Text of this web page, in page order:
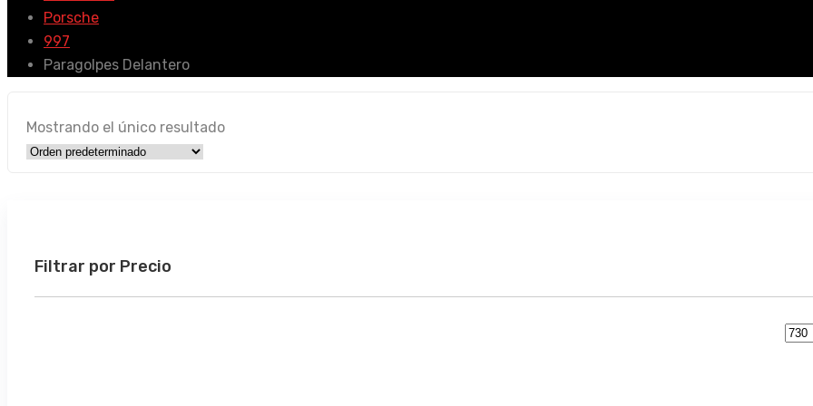
Porsche
997
Paragolpes Delantero
Mostrando el único resultado
Filtrar por Precio